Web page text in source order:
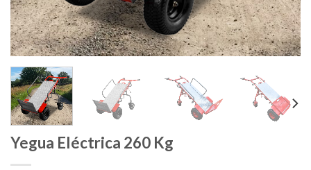
Yegua Eléctrica 260 Kg